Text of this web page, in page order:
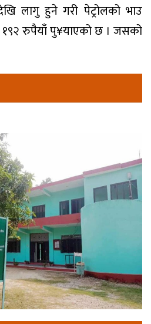
लागु हुने गरी पेट्रोलको भाउ
रुपैयाँ पु¥याएको छ । जसको